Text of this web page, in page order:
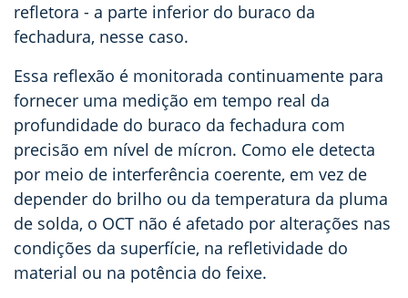
refletora - a parte inferior do buraco da
fechadura, nesse caso.
Essa reflexão é monitorada continuamente para
fornecer uma medição em tempo real da
profundidade do buraco da fechadura com
precisão em nível de mícron. Como ele detecta
por meio de interferência coerente, em vez de
depender do brilho ou da temperatura da pluma
de solda, o OCT não é afetado por alterações nas
condições da superfície, na refletividade do
material ou na potência do feixe.